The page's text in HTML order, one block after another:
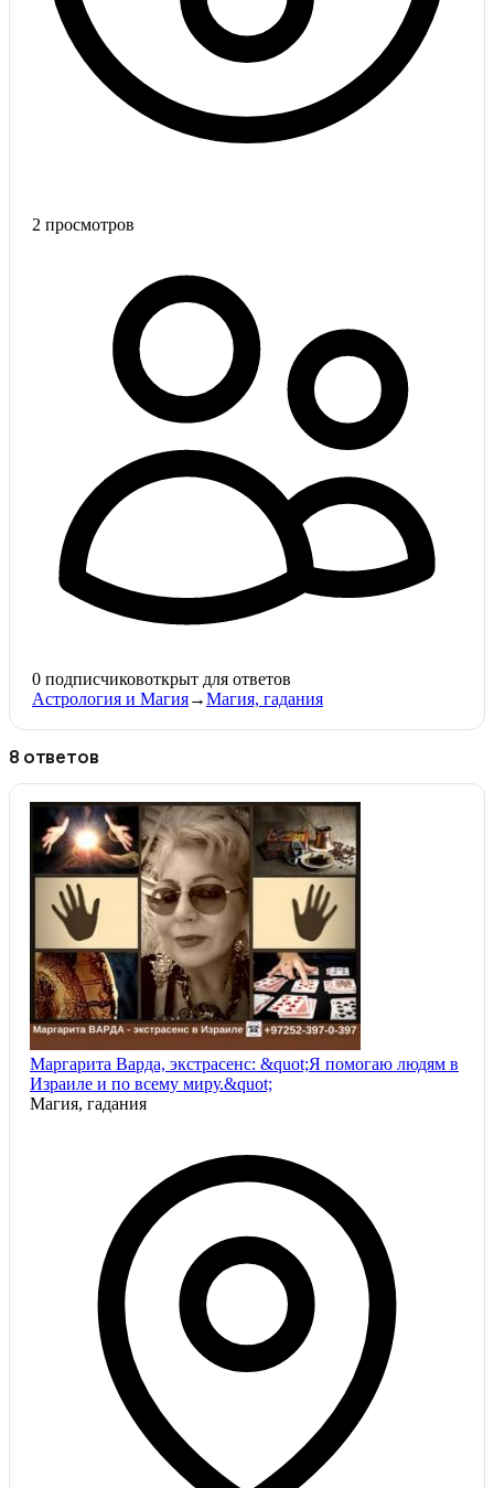
2 просмотров
0 подписчиковоткрыт для ответов
Астрология и Магия→Магия, гадания
8 ответов
Маргарита Варда, экстрасенс: &quot;Я помогаю людям в
Израиле и по всему миру.&quot;
Магия, гадания